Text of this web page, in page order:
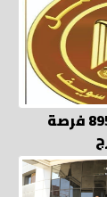
مديرية العمل توفر 895 فرصة